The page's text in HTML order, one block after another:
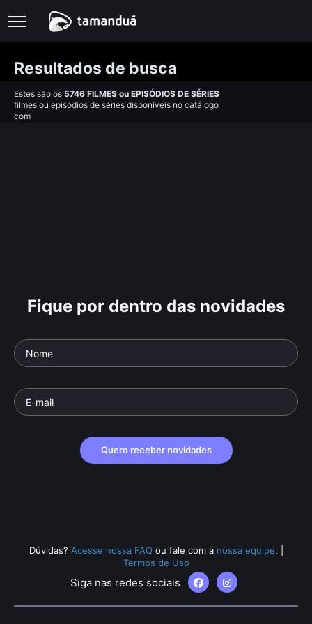
Resultados de busca
Estes são os 5746 FILMES ou EPISÓDIOS DE SÉRIES
filmes ou episódios de séries disponíveis no catálogo
com
Fique por dentro das novidades
Quero receber novidades
Dúvidas? Acesse nossa FAQ ou fale com a nossa equipe.
Termos de Uso
Siga nas redes sociais